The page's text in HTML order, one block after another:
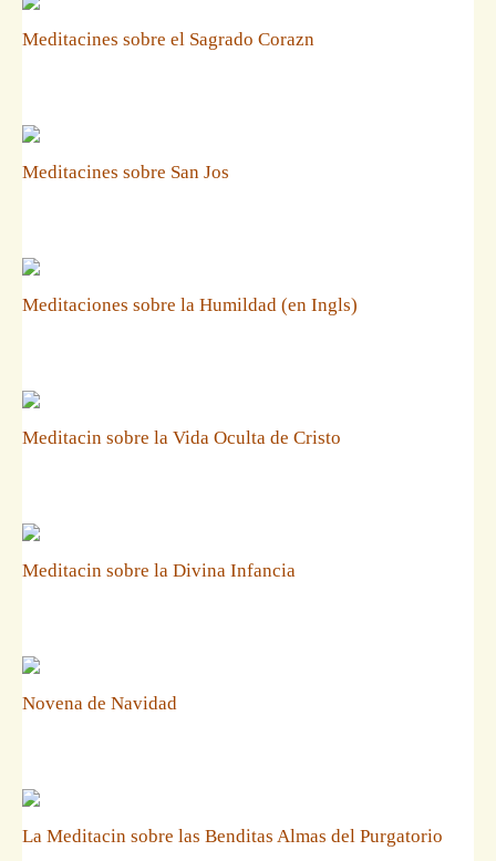
Meditacines sobre el Sagrado Corazn
Meditacines sobre San Jos
Meditaciones sobre la Humildad (en Ingls)
Meditacin sobre la Vida Oculta de Cristo
Meditacin sobre la Divina Infancia
Novena de Navidad
La Meditacin sobre las Benditas Almas del Purgatorio